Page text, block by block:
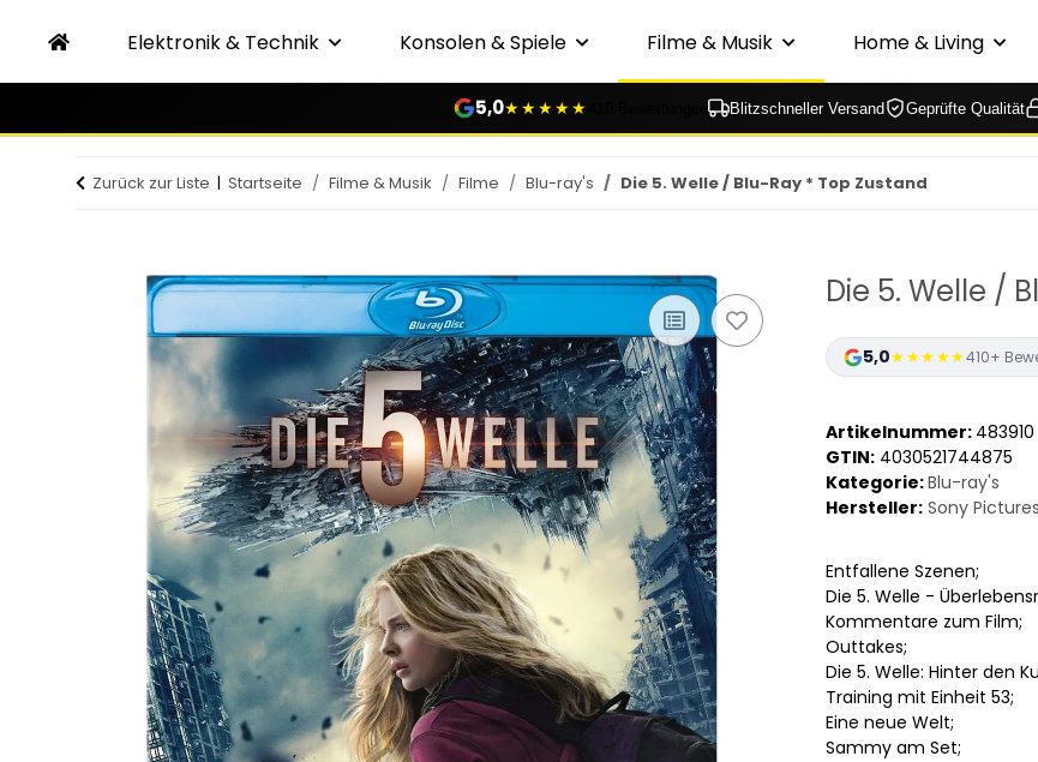
Elektronik & Technik Konsolen & Spiele Filme & Musik Home & Living
5,0★★★★★ Blitzschneller Versand Geprüfte Qualität
Zurück zur Liste Startseite Filme & Musik Filme Blu-ray's Die 5. Welle / Blu-Ray * Top Zustand
Die 5. Welle /
5,0★★★★★410+
Artikelnummer: 483910
GTIN: 4030521744875
Kategorie:Blu-ray's
Hersteller: Sony
Entfallene Szenen;
Die 5. Welle -
Kommentare zum Film;
Outtakes;
Die 5. Welle: Hinter den
Training mit Einheit 53;
Eine neue Welt;
Sammy am Set;